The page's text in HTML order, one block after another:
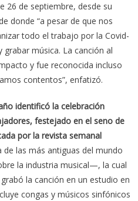
26 de septiembre, desde su
donde “a pesar de que nos
todo el trabajo por la Covid-
música. La canción al
y fue reconocida incluso
contentos”, enfatizó.
identificó la celebración
festejado en el seno de
por la revista semanal
las más antiguas del mundo
la industria musical—, la cual
la canción en un estudio en
congas y músicos sinfónicos